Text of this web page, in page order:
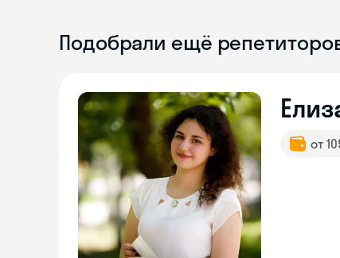
Подобрали ещё
от